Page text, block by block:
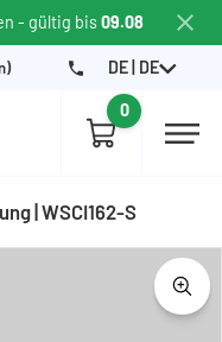
- gültig bis09.08
DE | DE
0
| WSCI162-S